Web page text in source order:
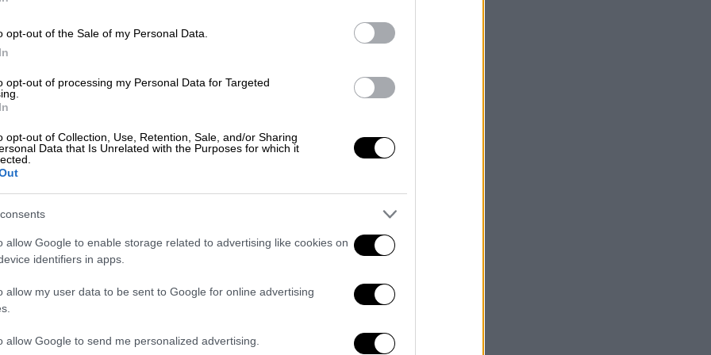
opt-out of the Sale of my Personal Data.
opt-out of processing my Personal Data for Targeted
opt-out of Collection, Use, Retention, Sale, and/or Sharing
Data that Is Unrelated with the Purposes for which it
allow Google to enable storage related to advertising like cookies on
identifiers in apps.
allow my user data to be sent to Google for online advertising
allow Google to send me personalized advertising.
το ΕΘΝΟΣ στη Google
της Τετάρτης 16 Ιουλίου στην Αλάσκα
για
hits near Alaska, tsunami warning in
UumdRlUiq5
2025